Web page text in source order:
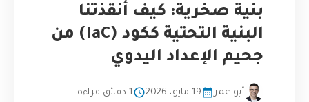
بنية صخرية: كيف أنقذتنا
البنية التحتية ككود (IaC) من
جحيم الإعداد اليدوي
أبو عمر 19 مايو، 2026 1 دقائق قراءة